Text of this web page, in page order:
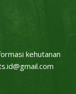
kehutanan